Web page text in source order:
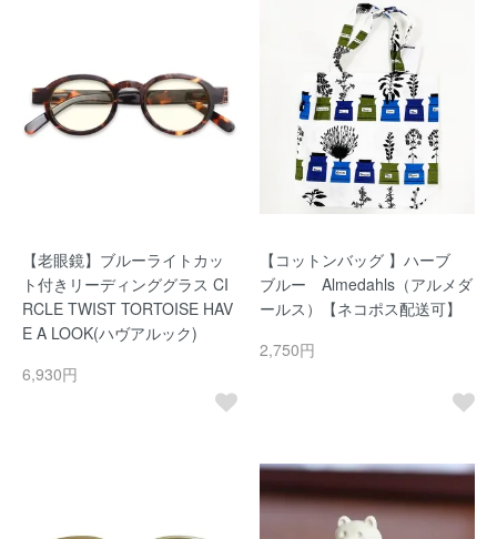
【老眼鏡】ブルーライトカッ
ト付きリーディンググラス CI
RCLE TWIST TORTOISE HAV
E A LOOK(ハヴアルック)
6,930円
【コットンバッグ 】ハーブ
ブルー Almedahls（アルメダ
ールス）【ネコポス配送可】
2,750円